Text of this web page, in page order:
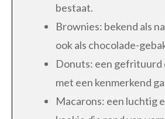
bestaat.
Brownies: bekend als
ook als chocolade-
Donuts: een
met een kenmerkend
Macarons: een luchtig